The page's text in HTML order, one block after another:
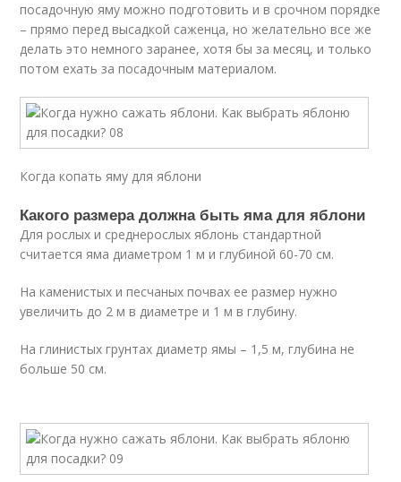
посадочную яму можно подготовить и в срочном порядке
– прямо перед высадкой саженца, но желательно все же
делать это немного заранее, хотя бы за месяц, и только
потом ехать за посадочным материалом.
Когда копать яму для яблони
Какого размера должна быть яма для яблони
Для рослых и среднерослых яблонь стандартной
считается яма диаметром 1 м и глубиной 60-70 см.
На каменистых и песчаных почвах ее размер нужно
увеличить до 2 м в диаметре и 1 м в глубину.
На глинистых грунтах диаметр ямы – 1,5 м, глубина не
больше 50 см.